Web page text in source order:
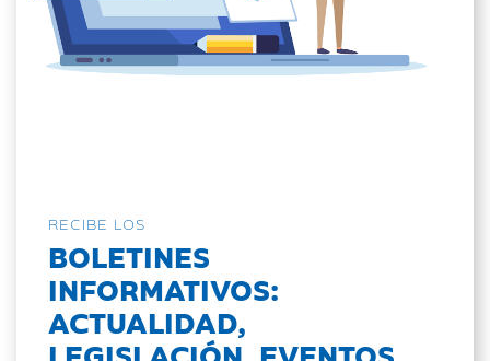
RECIBE LOS
BOLETINES
INFORMATIVOS:
ACTUALIDAD,